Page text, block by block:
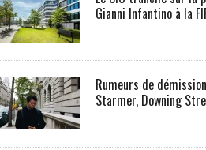
Gianni Infantino à la
Rumeurs de
Starmer, Downing